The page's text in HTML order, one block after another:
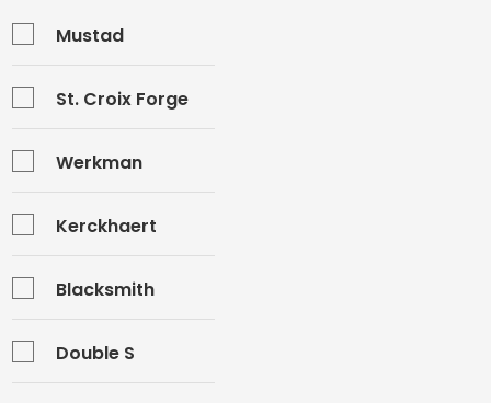
Mustad
St. Croix Forge
Werkman
Kerckhaert
Blacksmith
Double S